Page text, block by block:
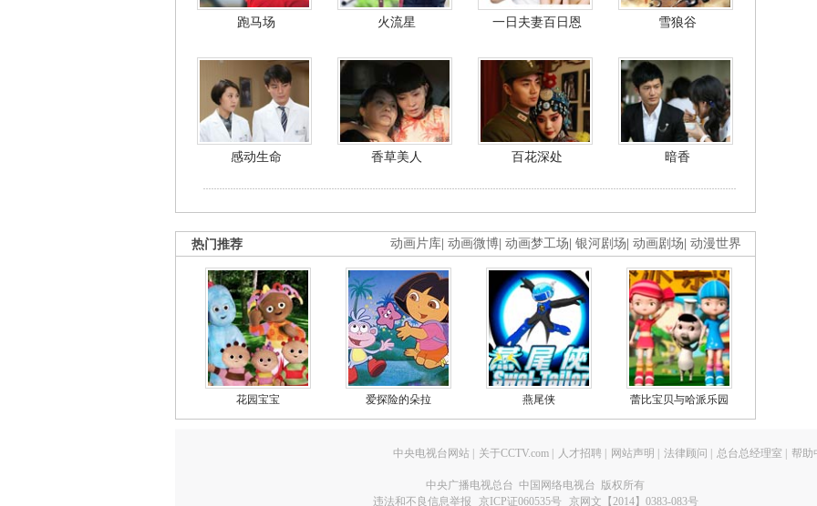
跑马场 火流星 一日夫妻百日恩 雪狼谷
感动生命 香草美人 百花深处 暗香
动画片库 动画微博 动画梦工场 银河剧场 动画剧场 动漫世界
热门推荐
花园宝宝 爱探险的朵拉 燕尾侠 蕾比宝贝与哈派乐园
中央电视台网站 关于CCTV.com 人才招聘 网站声明 法律顾问 总台总经理室 帮助
中央广播电视总台 中国网络电视台 版权所有
违法和不良信息举报
京ICP证060535号 京网文【2014】0383-083号